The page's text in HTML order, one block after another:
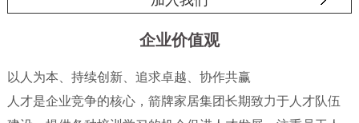
企业价值观
以人为本、持续创新、追求卓越、协作共赢
人才是企业竞争的核心，箭牌家居集团长期致力于人才队伍